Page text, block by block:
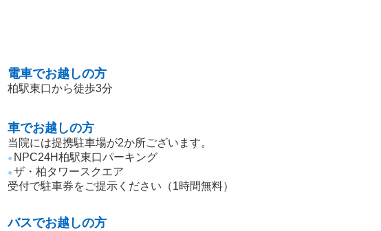
電車でお越しの方
柏駅東口から徒歩3分
車でお越しの方
当院には提携駐車場が2か所ございます。
● NPC24H柏駅東口パーキング
● ザ・柏タワースクエア
受付で駐車券をご提示ください（1時間無料）
バスでお越しの方